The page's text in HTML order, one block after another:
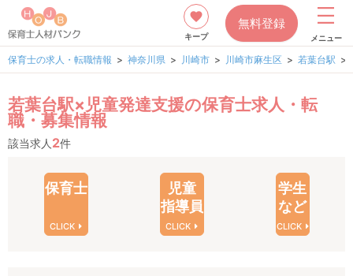
キープ
無料登録
メニュー
保育士の求人・転職情報 神奈川県 川崎市 川崎市麻生区 若葉台駅
若葉台駅×児童発達支援の保育士求人・転
職・募集情報
該当求人 2件
保育士
CLICK
児童
指導員
CLICK
学生
など
CLICK